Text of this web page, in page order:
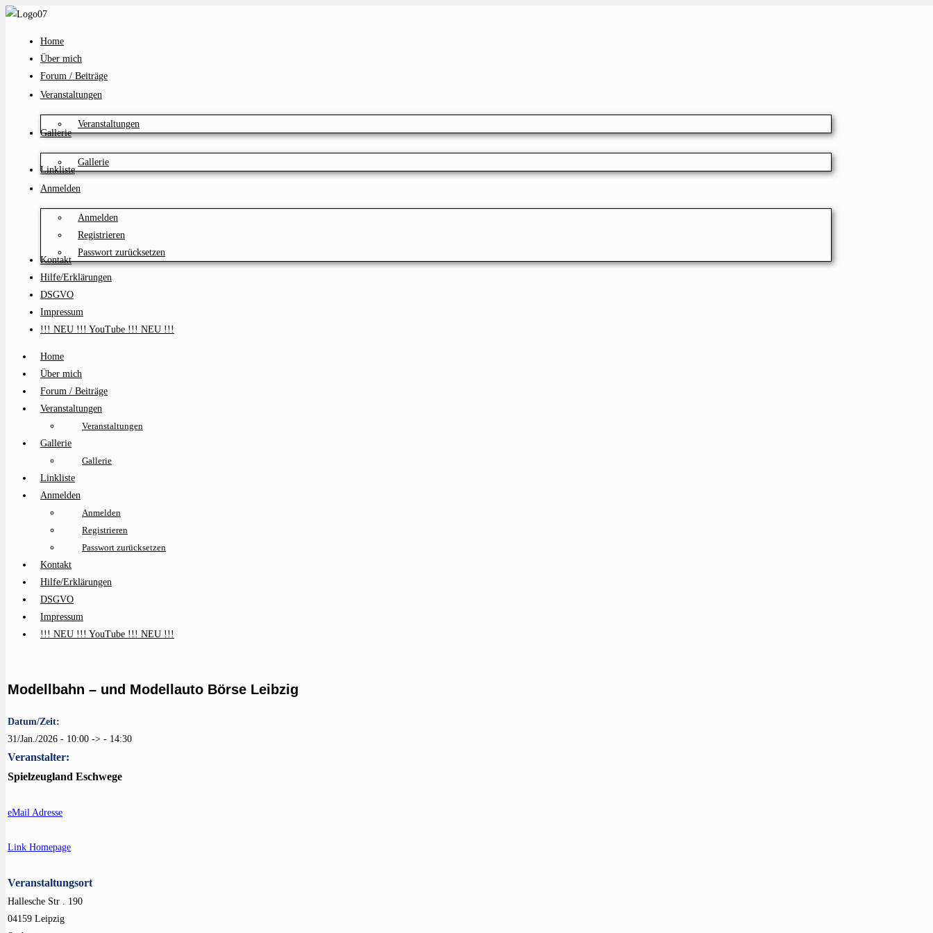
Zum
Home
Über mich
Forum / Beiträge
Veranstaltungen
Veranstaltungen
Gallerie
Gallerie
Linkliste
Anmelden
Anmelden
Registrieren
Passwort zurücksetzen
Kontakt
Hilfe/Erklärungen
DSGVO
Impressum
!!! NEU !!! YouTube !!! NEU !!!
Home
Über mich
Forum / Beiträge
Veranstaltungen
Veranstaltungen
Gallerie
Gallerie
Linkliste
Anmelden
Anmelden
Registrieren
Passwort zurücksetzen
Kontakt
Hilfe/Erklärungen
DSGVO
Impressum
!!! NEU !!! YouTube !!! NEU !!!
Modellbahn – und Modellauto Börse Leibzig
Datum/Zeit:
31/Jan./2026 - 10:00 -> - 14:30
Veranstalter:
Spielzeugland Eschwege
eMail Adresse
Link Homepage
Veranstaltungsort
Hallesche Str . 190
04159 Leipzig